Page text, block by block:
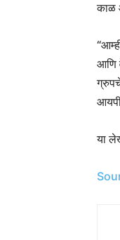
काळ
आणि
या